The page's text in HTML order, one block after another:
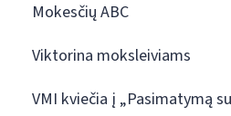
Mokesčių ABC
Viktorina moksleiviams
VMI kviečia į „Pasimatymą